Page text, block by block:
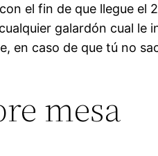
el fin de que llegue el
galardón cual le
en caso de que tú no
mesa